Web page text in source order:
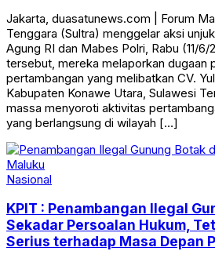
Jakarta, duasatunews.com | Forum
Tenggara (Sultra) menggelar aksi
Agung RI dan Mabes Polri, Rabu (11/
tersebut, mereka melaporkan dugaan
pertambangan yang melibatkan CV.
Kabupaten Konawe Utara, Sulawesi
massa menyoroti aktivitas
yang berlangsung di wilayah […]
Nasional
KPIT : Penambangan Ilegal
Sekadar Persoalan Hukum,
Serius terhadap Masa Depan